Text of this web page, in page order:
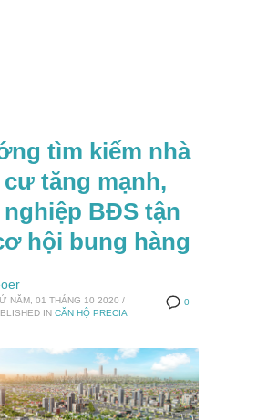
tìm kiếm nhà
tăng mạnh,
BĐS tận
hội bung hàng
0
NĂM, 01 THÁNG 10 2020 /
IN CĂN HỘ PRECIA